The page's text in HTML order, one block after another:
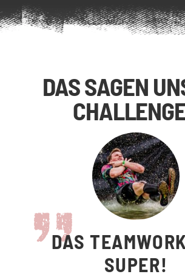
DAS SAGEN
DAS
SUPER!